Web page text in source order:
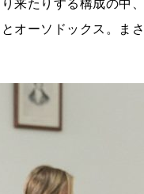
来たりする構成の中
オーソドックス。ま